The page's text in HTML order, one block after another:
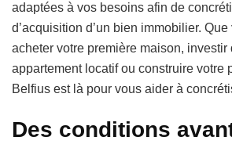
adaptées à vos besoins afin de
d’acquisition d’un bien immobilier.
acheter votre première maison, investir
appartement locatif ou construire votre
Belfius est là pour vous aider à
Des conditions